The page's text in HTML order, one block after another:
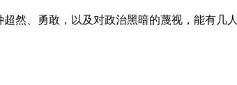
然、勇敢，以及对政治黑暗的蔑视，能有几